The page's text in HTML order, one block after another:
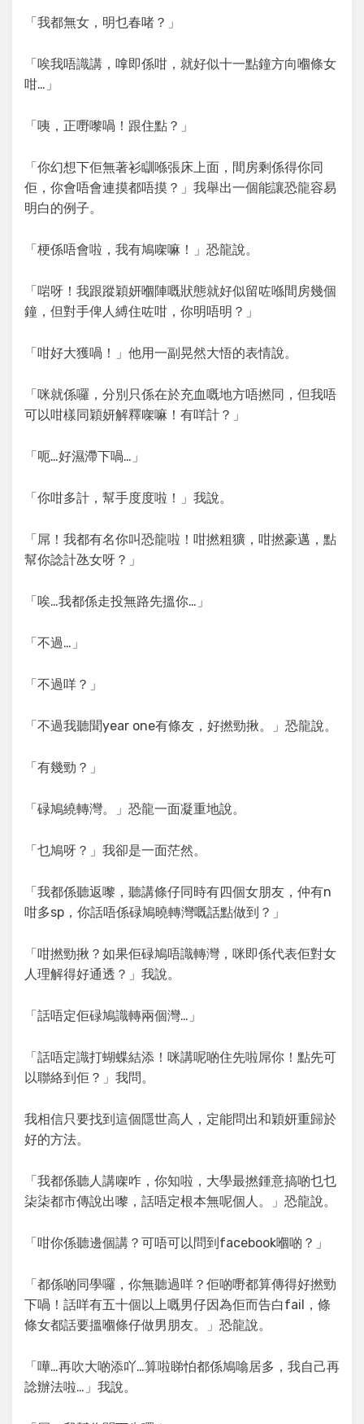
「我都無女，明乜春啫？」
「唉我唔識講，嗱即係咁，就好似十一點鐘方向嗰條女
咁…」
「咦，正嘢嚟喎！跟住點？」
「你幻想下佢無著衫瞓喺張床上面，間房剩係得你同
佢，你會唔會連摸都唔摸？」我舉出一個能讓恐龍容易
明白的例子。
「梗係唔會啦，我有鳩㗎嘛！」恐龍說。
「啱呀！我跟蹤穎妍嗰陣嘅狀態就好似留咗喺間房幾個
鐘，但對手俾人縛住咗咁，你明唔明？」
「咁好大獲喎！」他用一副晃然大悟的表情說。
「咪就係囉，分別只係在於充血嘅地方唔撚同，但我唔
可以咁樣同穎妍解釋㗎嘛！有咩計？」
「呃…好濕滯下喎…」
「你咁多計，幫手度度啦！」我說。
「屌！我都有名你叫恐龍啦！咁撚粗獷，咁撚豪邁，點
幫你諗計氹女呀？」
「唉…我都係走投無路先搵你…」
「不過…」
「不過咩？」
「不過我聽聞year one有條友，好撚勁揪。」恐龍說。
「有幾勁？」
「碌鳩繞轉灣。」恐龍一面凝重地說。
「乜鳩呀？」我卻是一面茫然。
「我都係聽返嚟，聽講條仔同時有四個女朋友，仲有n
咁多sp，你話唔係碌鳩曉轉灣嘅話點做到？」
「咁撚勁揪？如果佢碌鳩唔識轉灣，咪即係代表佢對女
人理解得好通透？」我說。
「話唔定佢碌鳩識轉兩個灣…」
「話唔定識打蝴蝶結添！咪講呢啲住先啦屌你！點先可
以聯絡到佢？」我問。
我相信只要找到這個隱世高人，定能問出和穎妍重歸於
好的方法。
「我都係聽人講㗎咋，你知啦，大學最撚鍾意搞啲乜乜
柒柒都市傳說出嚟，話唔定根本無呢個人。」恐龍說。
「咁你係聽邊個講？可唔可以問到facebook嗰啲？」
「都係啲同學囉，你無聽過咩？佢啲嘢都算傳得好撚勁
下喎！話咩有五十個以上嘅男仔因為佢而告白fail，條
條女都話要搵嗰條仔做男朋友。」恐龍說。
「嘩…再吹大啲添吖…算啦睇怕都係鳩噏居多，我自己再
諗辦法啦…」我說。